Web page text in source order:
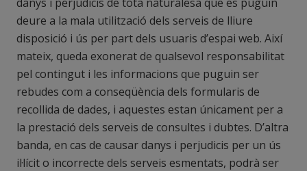
deure a la mala utilització dels serveis de lliure
disposició i ús per part dels usuaris d’espai web. Així
mateix, queda exonerat de qualsevol responsabilitat
pel contingut i les informacions que puguin ser
rebudes com a conseqüència dels formularis de
recollida de dades, i aquestes estan únicament per a
la prestació dels serveis de consultes i dubtes. D’altra
banda, en cas de causar danys i perjudicis per un ús
il·lícit o incorrecte dels serveis esmentats, podrà ser